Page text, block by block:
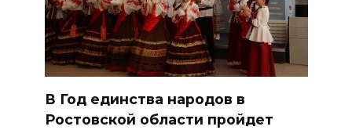
В Год единства народов в
Ростовской области пройдет